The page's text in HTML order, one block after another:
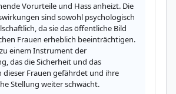
Vorurteile und Hass anheizt. Die
sind sowohl psychologisch
da sie das öffentliche Bild
Frauen erheblich beeinträchtigen.
einem Instrument der
das die Sicherheit und das
Frauen gefährdet und ihre
Stellung weiter schwächt.